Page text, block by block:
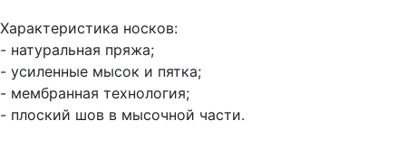
Характеристика носков:
- натуральная пряжа;
- усиленные мысок и пятка;
- мембранная технология;
- плоский шов в мысочной части.